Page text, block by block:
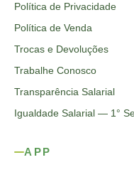
Política de Privacidade
Política de Venda
Trocas e Devoluções
Trabalhe Conosco
Transparência Salarial
Igualdade Salarial — 1°
APP